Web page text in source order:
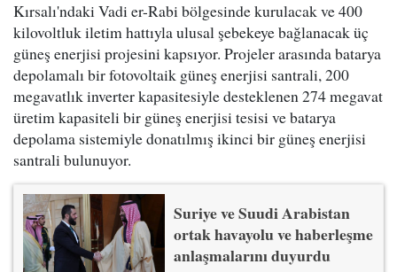
Kırsalı'ndaki Vadi er-Rabi bölgesinde kurulacak ve 400
kilovoltluk iletim hattıyla ulusal şebekeye bağlanacak üç
güneş enerjisi projesini kapsıyor. Projeler arasında batarya
depolamalı bir fotovoltaik güneş enerjisi santrali, 200
megavatlık inverter kapasitesiyle desteklenen 274 megavat
üretim kapasiteli bir güneş enerjisi tesisi ve batarya
depolama sistemiyle donatılmış ikinci bir güneş enerjisi
santrali bulunuyor.
Suriye ve Suudi Arabistan
ortak havayolu ve haberleşme
anlaşmalarını duyurdu